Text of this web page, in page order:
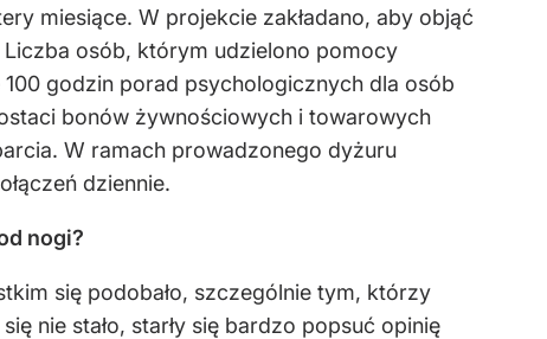
miesiące. W projekcie zakładano, aby objąć
osób, którym udzielono pomocy
godzin porad psychologicznych dla osób
bonów żywnościowych i towarowych
W ramach prowadzonego dyżuru
dziennie.
nogi?
się podobało, szczególnie tym, którzy
nie stało, starły się bardzo popsuć opinię